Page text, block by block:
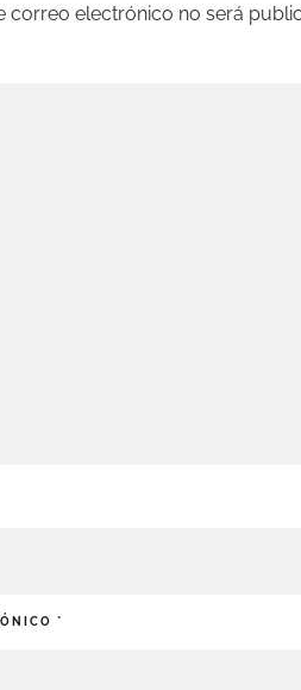
correo electrónico no será
*